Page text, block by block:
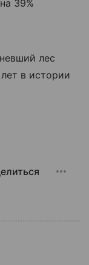
39%
лес
в истории